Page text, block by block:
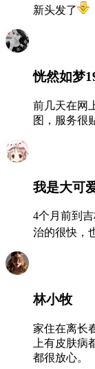
新头发了
恍然如梦
前几天在网
图，服务很
我是大可
4个月前到
治的很快，
林小牧
家住在离长
上有皮肤
都很放心。